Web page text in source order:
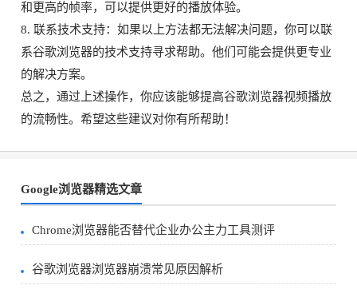
和更高的帧率，可以提供更好的播放体验。
8. 联系技术支持：如果以上方法都无法解决问题，你可以联
系谷歌浏览器的技术支持寻求帮助。他们可能会提供更专业
的解决方案。
总之，通过上述操作，你应该能够提高谷歌浏览器视频播放
的流畅性。希望这些建议对你有所帮助！
Google浏览器精选文章
Chrome浏览器能否替代企业办公主力工具测评
谷歌浏览器浏览器崩溃常见原因解析